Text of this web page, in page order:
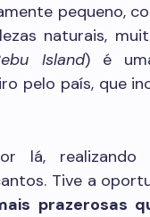
pequeno,
naturais,
Island) é
pelo país, que
lá, realizando
Tive a
prazerosas